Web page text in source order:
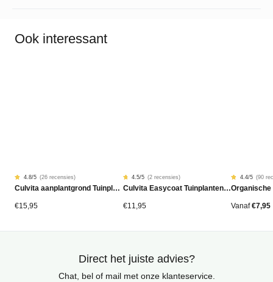
Ook interessant
Gewaardeerd
4.77
gebaseerd
op
26
4.8/5 (26 recensies)
Culvita aanplantgrond Tuinplanten, Bomen & Hagen BIO 40L
€15,95
Gewaardeerd
4.50
gebaseerd
op
2
4.5/5 (2 recensies)
Culvita Easycoat Tuinplantenmest (langdurige werking)
€11,95
Gewaardeerd
4.42
gebaseerd
op
90
4.4/5 (90
Vanaf €7,95
Direct het juiste advies?
Chat, bel of mail met onze klanteservice.